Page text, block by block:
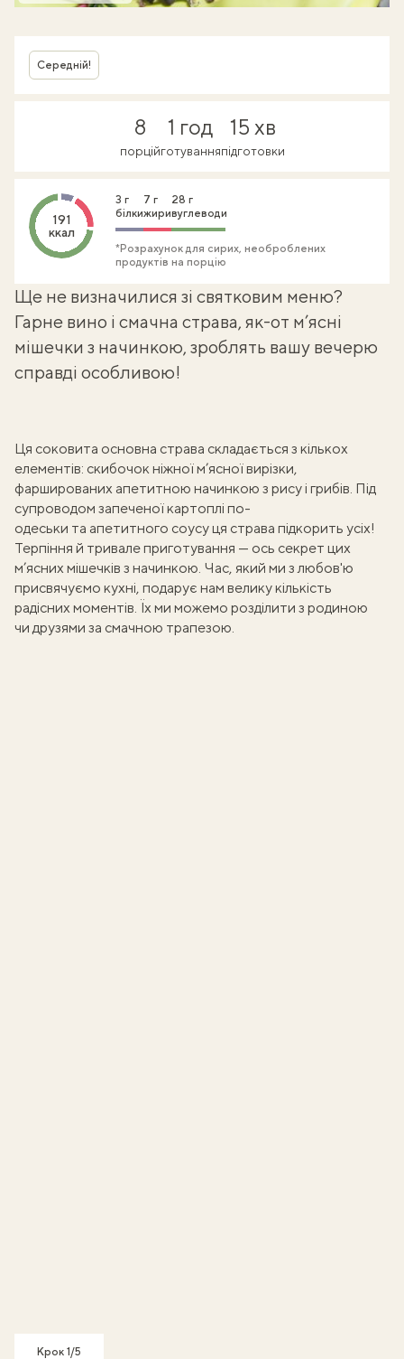
Середній!
8
порцій
1 год
готування
15 хв
підготовки
191
ккал
3 г
білки
7 г
жири
28 г
вуглеводи
*Розрахунок для сирих, необроблених
продуктів на порцію
Ще не визначилися зі святковим меню?
Гарне вино і смачна страва, як-от м’ясні
мішечки з начинкою, зроблять вашу вечерю
справді особливою!
Ця соковита основна страва складається з кількох
елементів: скибочок ніжної м’ясної вирізки,
фаршированих апетитною начинкою з рису і грибів. Під
супроводом запеченої картоплі по-
одеськи та апетитного соусу ця страва підкорить усіх!
Терпіння й тривале приготування — ось секрет цих
м’ясних мішечків з начинкою. Час, який ми з любов'ю
присвячуємо кухні, подарує нам велику кількість
радісних моментів. Їх ми можемо розділити з родиною
чи друзями за смачною трапезою.
Крок 1/5